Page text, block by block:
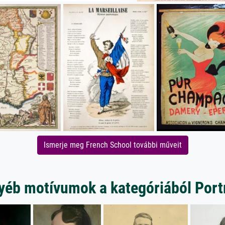
Ismerje meg French School további műveit
motívumok a kategóriából